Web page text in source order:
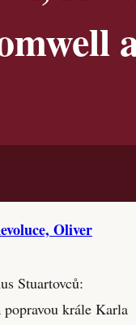
Oliver
Stuartovců:
krále Karla